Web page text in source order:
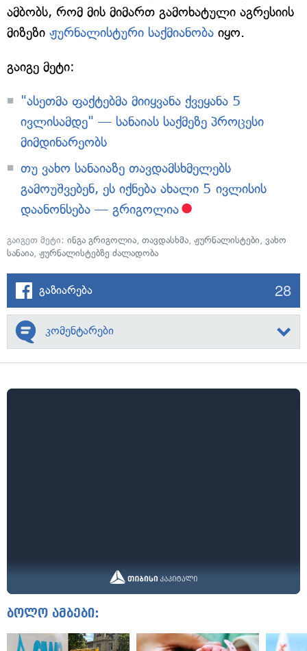
ამბობს, რომ მის მიმართ გამოხატული აგრესიის
მიზეზი ჟურნალისტური საქმიანობა იყო.
გაიგე მეტი:
"ასეთმა ფაქტებმა მიიყვანა ქვეყანა 5
ივლისამდე" — სანაიას საქმეზე პროცესი
მიმდინარეობს
თუ ვახო სანაიაზე თავდამსხმელებს
გამოუშვებენ, ეს იქნება ახალი 5 ივლისის
დაანონსება — გრიგოლია
გაიგეთ მეტი: ინგა გრიგოლია, თავდასხმა, ჟურნალისტები, ვახო
სანაია, ჟურნალისტებზე ძალადობა
გაზიარება 28
კომენტარები
ბოლო ამბები: